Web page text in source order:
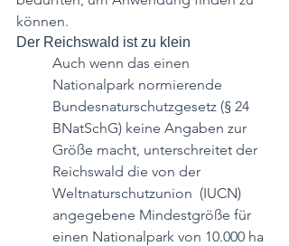
können.
Der Reichswald ist zu klein
Auch wenn das einen
Nationalpark normierende
Bundesnaturschutzgesetz (§ 24
BNatSchG) keine Angaben zur
Größe macht, unterschreitet der
Reichswald die von der
Weltnaturschutzunion  (IUCN)
angegebene Mindestgröße für
einen Nationalpark von 10.000 ha